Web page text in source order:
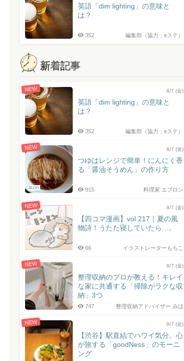
英語「dim lighting」の意味と
は？
編集部（協力：eステ）
352
新着記事
NEW 8/7 (金)
英語「dim lighting」の意味と
は？
編集部（協力：eステ）
352
NEW
BLOG
8/7 (金)
つゆはレンジで簡単！にんにく香
る「醤油そうめん」の作り方
料理家 エプロン
915
NEW 8/7 (金)
【四コマ漫画】vol.217｜夏の風
物詩！うたた寝していたら…。
イラストレーターもちこ
66
NEW 8/7 (金)
整理収納のプロが教える！キレイ
な家に共通する「掃除がラクな収
納」3つ
整理収納アドバイザー みほ
747
NEW 8/7 (金)
【渋谷】駅直結でハワイ気分。心
が旅する「goodNess」のモーニ
ング